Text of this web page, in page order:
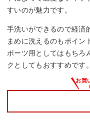
すいのが魅力です。
手洗いができるので経済
まめに洗えるのもポイン
ポーツ用としてはもちろ
クとしてもおすすめです。